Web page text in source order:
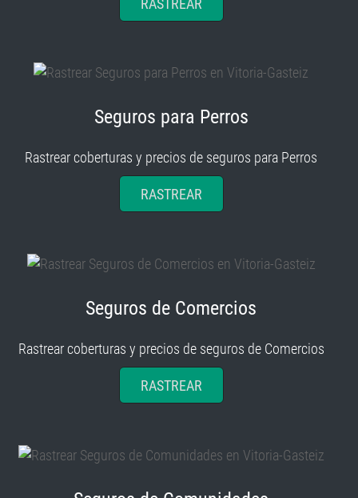
Seguros para Perros
Rastrear coberturas y precios de seguros para Perros
RASTREAR
Seguros de Comercios
Rastrear coberturas y precios de seguros de Comercios
RASTREAR